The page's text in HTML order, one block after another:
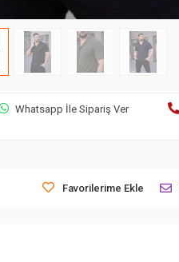
Whatsapp İle Sipariş Ver
Favorilerime Ekle